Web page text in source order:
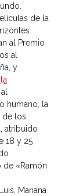
de la
al Premio
al
y
humano, la
de los
atribuido
18 y 25
«Ramón
Mariana